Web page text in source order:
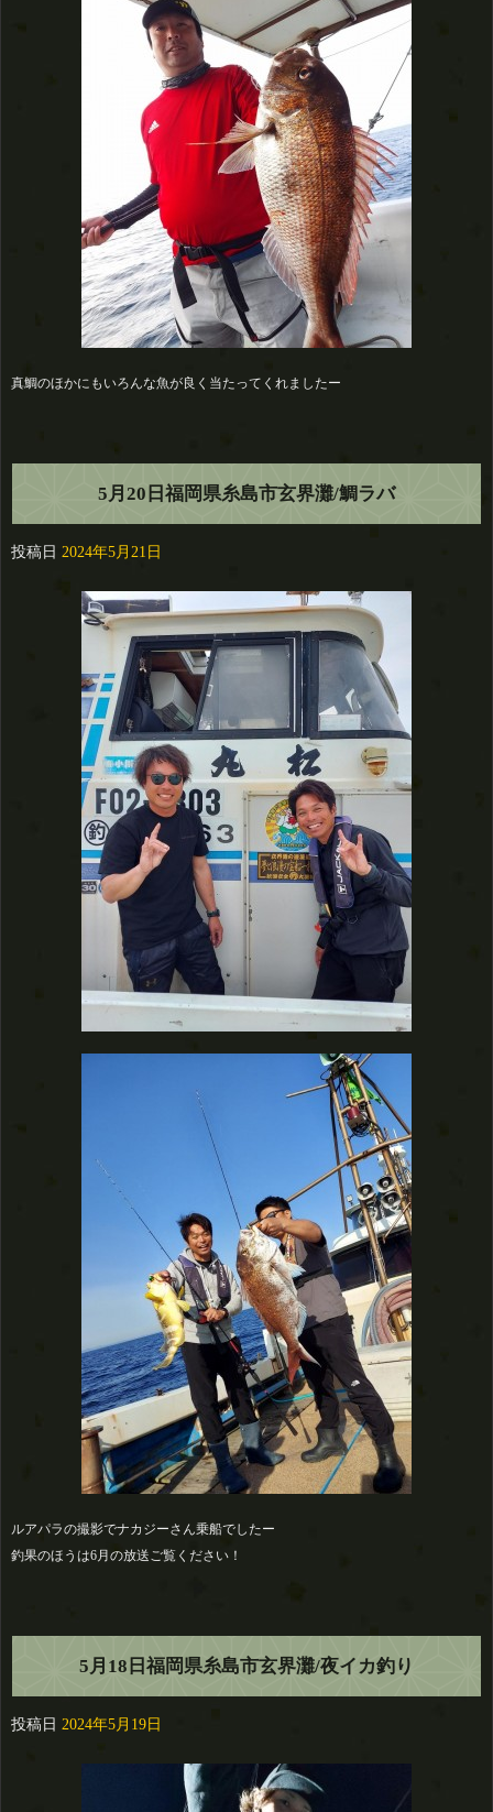
真鯛のほかにもいろんな魚が良く当たってくれましたー
5月20日福岡県糸島市玄界灘/鯛ラバ
投稿日 2024年5月21日
ルアパラの撮影でナカジーさん乗船でしたー
釣果のほうは6月の放送ご覧ください！
5月18日福岡県糸島市玄界灘/夜イカ釣り
投稿日 2024年5月19日